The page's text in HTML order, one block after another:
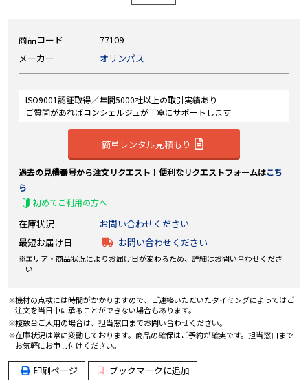
商品コード
77109
メーカー
オリンパス
ISO9001認証取得／年間5000社以上の取引実績あり
ご質問があればコンシェルジュが丁寧にサポートします
簡単レンタル見積もり
過去の見積番号から注文リクエスト！便利なリクエストフォームはこち
ら
初めてご利用の方へ
在庫状況
お問い合わせください
最短お届け日
お問い合わせください
エリア・商品状況によりお届け日が変わるため、詳細はお問い合わせくださ
い
機材の点検には時間がかかりますので、ご連絡いただいたタイミングによってはご
注文を当日中に承ることができない場合もあります。
複数台ご入用の場合は、担当窓口までお問い合わせください。
在庫状況は常に変動しております。商品の確保はご予約が確実です。担当窓口まで
お気軽にお申し付けください。
印刷ページ ブックマークに追加